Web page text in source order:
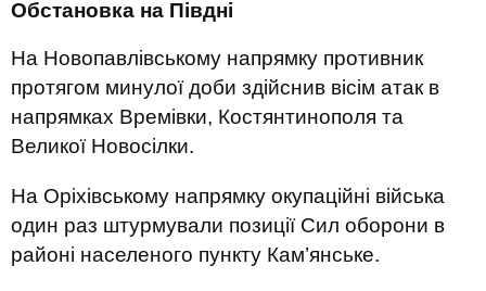
Обстановка на Півдні
На Новопавлівському напрямку противник
протягом минулої доби здійснив вісім атак в
напрямках Времівки, Костянтинополя та
Великої Новосілки.
На Оріхівському напрямку окупаційні війська
один раз штурмували позиції Сил оборони в
районі населеного пункту Кам’янське.